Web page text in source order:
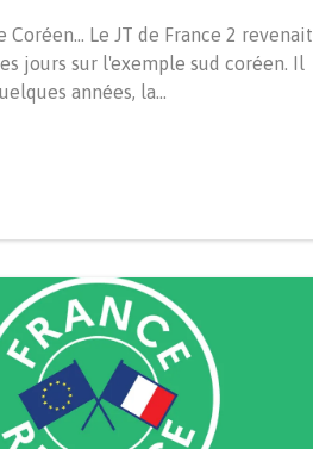
Coréen... Le JT de France 2 revenait
jours sur l'exemple sud coréen. Il
années, la…